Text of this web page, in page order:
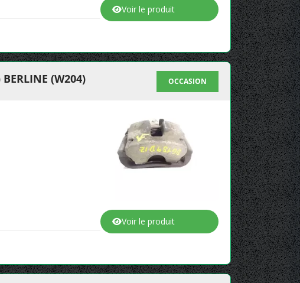
Voir le produit
BERLINE (W204) OCCASION
Voir le produit